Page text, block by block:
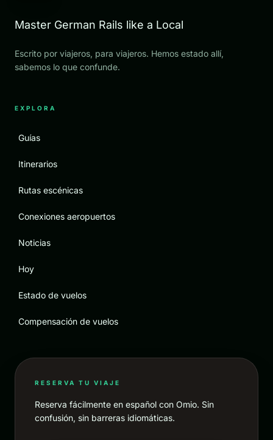
Master German Rails like a Local
Escrito por viajeros, para viajeros. Hemos estado allí,
sabemos lo que confunde.
EXPLORA
Guías
Itinerarios
Rutas escénicas
Conexiones aeropuertos
Noticias
Hoy
Estado de vuelos
Compensación de vuelos
RESERVA TU VIAJE
Reserva fácilmente en español con Omio. Sin
confusión, sin barreras idiomáticas.